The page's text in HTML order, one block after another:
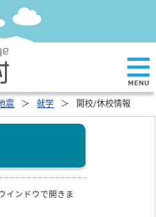
震 就学 開校/休校情報
インドウで開きま